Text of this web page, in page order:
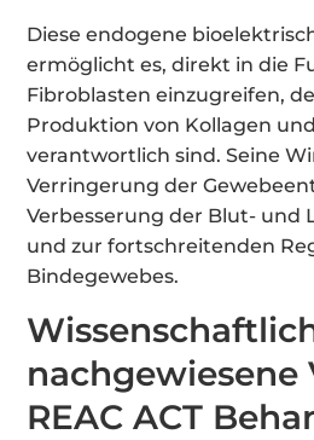
Diese endogene
ermöglicht es, direkt in die
Fibroblasten einzugreifen,
Produktion von Kollagen
verantwortlich sind. Seine
Verringerung der
Verbesserung der Blut- und
und zur fortschreitenden
Bindegewebes.
nachgewiesene
REAC ACT